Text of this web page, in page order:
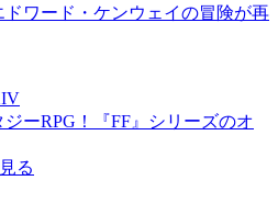
ワード・ケンウェイの冒険が再
ーRPG！『FF』シリーズのオ
る